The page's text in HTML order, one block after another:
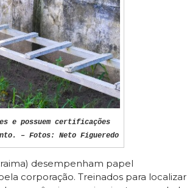
e possuem certificações
– Fotos: Neto Figueredo
desempenham papel
corporação. Treinados para localizar